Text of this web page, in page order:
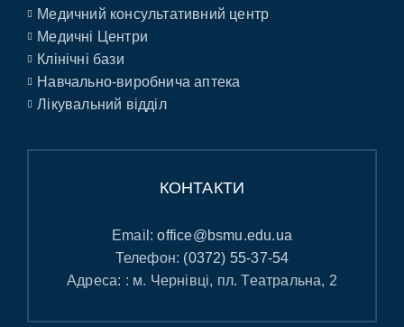
Медичний консультативний центр
Медичні Центри
Клінічні бази
Навчально-виробнича аптека
Лікувальний відділ
КОНТАКТИ
Email:office@bsmu.edu.ua
Телефон: (0372) 55-37-54
Адреса: : м. Чернівці, пл. Театральна, 2